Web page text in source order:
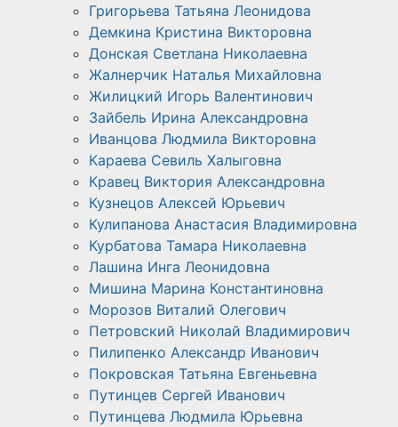
Григорьева Татьяна Леонидова
Демкина Кристина Викторовна
Донская Светлана Николаевна
Жалнерчик Наталья Михайловна
Жилицкий Игорь Валентинович
Зайбель Ирина Александровна
Иванцова Людмила Викторовна
Караева Севиль Халыговна
Кравец Виктория Александровна
Кузнецов Алексей Юрьевич
Кулипанова Анастасия Владимировна
Курбатова Тамара Николаевна
Лашина Инга Леонидовна
Мишина Марина Константиновна
Морозов Виталий Олегович
Петровский Николай Владимирович
Пилипенко Александр Иванович
Покровская Татьяна Евгеньевна
Путинцев Сергей Иванович
Путинцева Людмила Юрьевна